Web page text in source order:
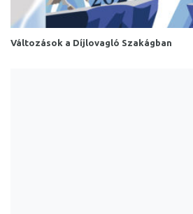
Változások a Díjlovagló Szakágban